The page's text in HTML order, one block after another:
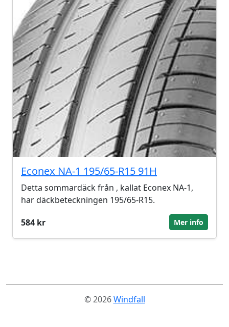
Econex NA-1 195/65-R15 91H
Detta sommardäck från , kallat Econex NA-1,
har däckbeteckningen 195/65-R15.
584 kr
Mer info
© 2026Windfall